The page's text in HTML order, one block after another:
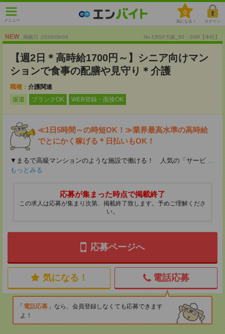
メニュー
0
気になる！ ログイン
NEW 掲載日 :2026/08/09 No.CRSF大阪_50・SNR【本社】
【週2日＊高時給1700円～】シニア向けマン
ションで食事の配膳や見守り＊介護
職種： 介護関連
派遣
ブランクOK WEB登録・面接OK
≪1日5時間～の時短OK！≫業界最高水準の高時給
でとにかく稼げる＊日払いもOK！
▼まるで高級マンションのような施設で働ける！ 人気の「サービ ...
もっとみる
応募が集まった時点で掲載終了
この求人は応募が集まり次第、掲載終了致します。予めご理解くださ
い。
応募ページへ
気になる！ 電話応募
電話応募
なら、会員登録しなくても応募できます
よ！